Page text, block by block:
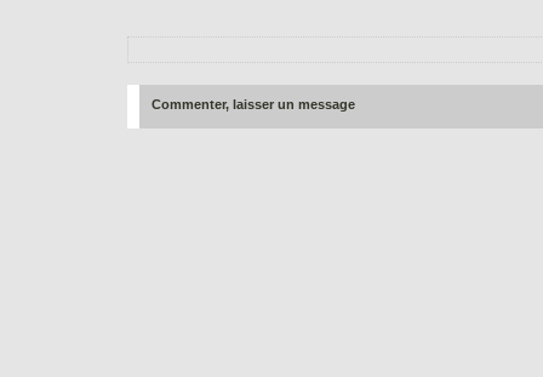
Commenter, laisser un message